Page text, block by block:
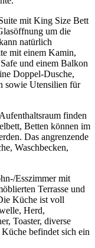
mit King Size Bett
um die
natürlich
mit einem Kamin,
und einem Balkon
Doppel-Dusche,
sowie Utensilien für
finden
Betten können im
Das angrenzende
Waschbecken,
Esszimmer mit
Terrasse und
Küche ist voll
Herd,
Toaster, diverse
befindet sich ein